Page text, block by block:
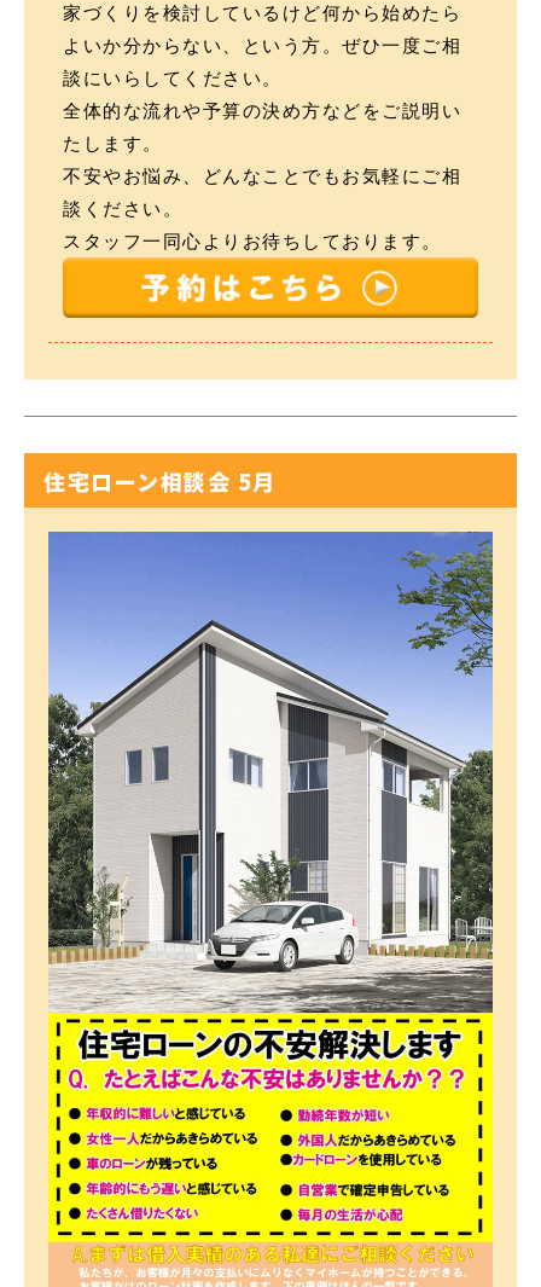
家づくりを検討しているけど何から始めたら
よいか分からない、という方。ぜひ一度ご相
談にいらしてください。
全体的な流れや予算の決め方などをご説明い
たします。
不安やお悩み、どんなことでもお気軽にご相
談ください。
スタッフ一同心よりお待ちしております。
住宅ローン相談会 5月